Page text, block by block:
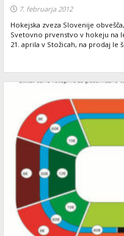
7. februarja 2012
Hokejska zveza Slovenije
Svetovno prvenstvo v hokeju na
21. aprila v Stožicah, na prodaj le